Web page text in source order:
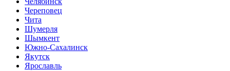
Череповец
Чита
Шумерля
Шымкент
Южно-Сахалинск
Якутск
Ярославль